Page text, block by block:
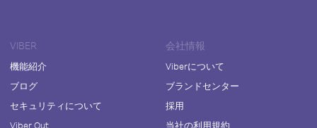
VIBER
機能紹介
ブログ
セキュリティについて
Viber Out
会社情報
Viberについて
ブランドセンター
採用
当社の利用規約